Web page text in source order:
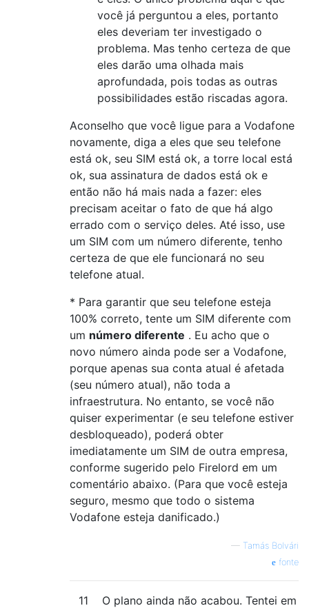
você já perguntou a eles, portanto
eles deveriam ter investigado o
problema. Mas tenho certeza de que
eles darão uma olhada mais
aprofundada, pois todas as outras
possibilidades estão riscadas agora.
Aconselho que você ligue para a Vodafone
novamente, diga a eles que seu telefone
está ok, seu SIM está ok, a torre local está
ok, sua assinatura de dados está ok e
então não há mais nada a fazer: eles
precisam aceitar o fato de que há algo
errado com o serviço deles. Até isso, use
um SIM com um número diferente, tenho
certeza de que ele funcionará no seu
telefone atual.
* Para garantir que seu telefone esteja
100% correto, tente um SIM diferente com
um número diferente . Eu acho que o
novo número ainda pode ser a Vodafone,
porque apenas sua conta atual é afetada
(seu número atual), não toda a
infraestrutura. No entanto, se você não
quiser experimentar (e seu telefone estiver
desbloqueado), poderá obter
imediatamente um SIM de outra empresa,
conforme sugerido pelo Firelord em um
comentário abaixo. (Para que você esteja
seguro, mesmo que todo o sistema
Vodafone esteja danificado.)
— Tamás Bolvári
fonte
11
O plano ainda não acabou. Tentei em